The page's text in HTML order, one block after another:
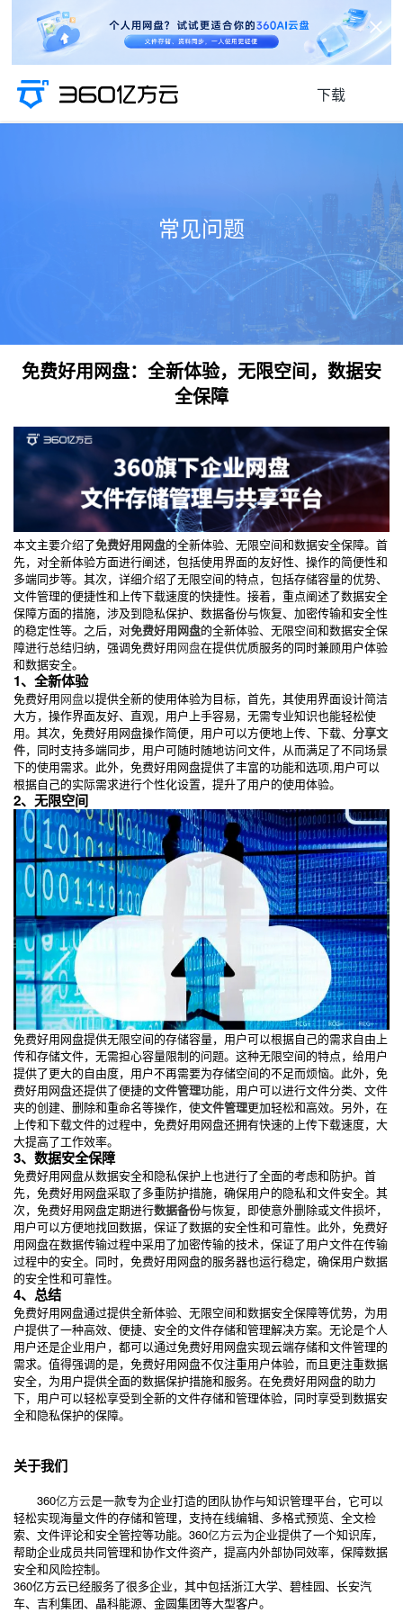
下载
常见问题
免费好用网盘：全新体验，无限空间，数据安
全保障
本文主要介绍了免费好用网盘的全新体验、无限空间和数据安全保障。首
先，对全新体验方面进行阐述，包括使用界面的友好性、操作的简便性和
多端同步等。其次，详细介绍了无限空间的特点，包括存储容量的优势、
文件管理的便捷性和上传下载速度的快捷性。接着，重点阐述了数据安全
保障方面的措施，涉及到隐私保护、数据备份与恢复、加密传输和安全性
的稳定性等。之后，对免费好用网盘的全新体验、无限空间和数据安全保
障进行总结归纳，强调免费好用网盘在提供优质服务的同时兼顾用户体验
和数据安全。
1、全新体验
免费好用网盘以提供全新的使用体验为目标，首先，其使用界面设计简洁
大方，操作界面友好、直观，用户上手容易，无需专业知识也能轻松使
用。其次，免费好用网盘操作简便，用户可以方便地上传、下载、 分享文
件，同时支持多端同步，用户可随时随地访问文件，从而满足了不同场景
下的使用需求。此外，免费好用网盘提供了丰富的功能和选项,用户可以
根据自己的实际需求进行个性化设置，提升了用户的使用体验。
2、无限空间
免费好用网盘提供无限空间的存储容量，用户可以根据自己的需求自由上
传和存储文件，无需担心容量限制的问题。这种无限空间的特点，给用户
提供了更大的自由度，用户不再需要为存储空间的不足而烦恼。此外，免
费好用网盘还提供了便捷的文件管理功能，用户可以进行文件分类、文件
夹的创建、删除和重命名等操作，使文件管理更加轻松和高效。另外，在
上传和下载文件的过程中，免费好用网盘还拥有快速的上传下载速度，大
大提高了工作效率。
3、数据安全保障
免费好用网盘从数据安全和隐私保护上也进行了全面的考虑和防护。首
先，免费好用网盘采取了多重防护措施，确保用户的隐私和文件安全。其
次，免费好用网盘定期进行数据备份与恢复，即使意外删除或文件损坏，
用户可以方便地找回数据，保证了数据的安全性和可靠性。此外，免费好
用网盘在数据传输过程中采用了加密传输的技术，保证了用户文件在传输
过程中的安全。同时，免费好用网盘的服务器也运行稳定，确保用户数据
的安全性和可靠性。
4、总结
免费好用网盘通过提供全新体验、无限空间和数据安全保障等优势，为用
户提供了一种高效、便捷、安全的文件存储和管理解决方案。无论是个人
用户还是企业用户，都可以通过免费好用网盘实现云端存储和文件管理的
需求。值得强调的是，免费好用网盘不仅注重用户体验，而且更注重数据
安全，为用户提供全面的数据保护措施和服务。在免费好用网盘的助力
下，用户可以轻松享受到全新的文件存储和管理体验，同时享受到数据安
全和隐私保护的保障。
关于我们
360亿方云是一款专为企业打造的团队协作与知识管理平台，它可以
轻松实现海量文件的存储和管理，支持在线编辑、多格式预览、全文检
索、文件评论和安全管控等功能。360亿方云为企业提供了一个知识库，
帮助企业成员共同管理和协作文件资产，提高内外部协同效率，保障数据
安全和风险控制。
360亿方云已经服务了很多企业，其中包括浙江大学、碧桂园、长安汽
车、吉利集团、晶科能源、金圆集团等大型客户。